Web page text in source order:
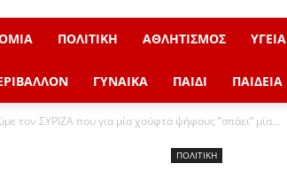
ΠΟΛΙΤΙΚΗ ΑΘΛΗΤΙΣΜΟΣ ΥΓΕΙΑ
ΓΥΝΑΙΚΑ ΠΑΙΔΙ ΠΑΙΔΕΙΑ
τον ΣΥΡΙΖΑ που για μία χούφτα ψήφους ”σπάει” μία...
ΠΟΛΙΤΙΚΗ